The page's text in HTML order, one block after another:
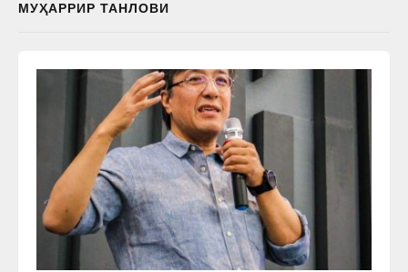
МУҲАРРИР ТАНЛОВИ